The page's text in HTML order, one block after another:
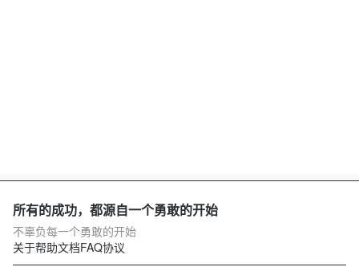
所有的成功，都源自一个勇敢的开始
不辜负每一个勇敢的开始
关于帮助文档FAQ协议